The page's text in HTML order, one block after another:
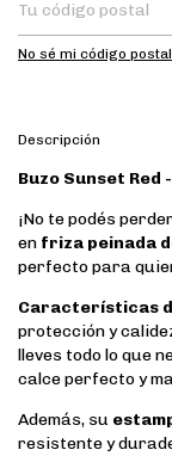
No sé mi código postal
Descripción
Buzo Sunset Red
¡No te podés
en friza peinada
perfecto para
Características
protección y
lleves todo lo que
calce perfecto y
Además, su
resistente y